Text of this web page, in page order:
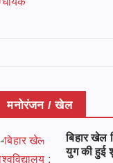
मनोरंजन / खेल
बिहार खेल
युग की हुई